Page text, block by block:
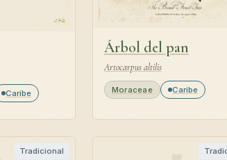
Caribe
Árbol del pan
Artocarpus altilis
Moraceae Caribe
Tradicional